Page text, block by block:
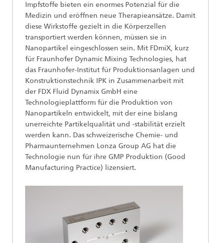
Impfstoffe bieten ein enormes Potenzial für die
Medizin und eröffnen neue Therapieansätze. Damit
diese Wirkstoffe gezielt in die Körperzellen
transportiert werden können, müssen sie in
Nanopartikel eingeschlossen sein. Mit FDmiX, kurz
für Fraunhofer Dynamic Mixing Technologies, hat
das Fraunhofer-Institut für Produktionsanlagen und
Konstruktionstechnik IPK in Zusammenarbeit mit
der FDX Fluid Dynamix GmbH eine
Technologieplattform für die Produktion von
Nanopartikeln entwickelt, mit der eine bislang
unerreichte Partikelqualität und -stabilität erzielt
werden kann. Das schweizerische Chemie- und
Pharmaunternehmen Lonza Group AG hat die
Technologie nun für ihre GMP Produktion (Good
Manufacturing Practice) lizensiert.